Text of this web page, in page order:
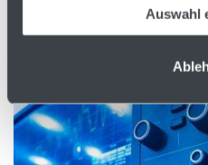
diese Informationen
zusammen, die Sie ihnen
sie im Rahmen Ihrer
Auswahl